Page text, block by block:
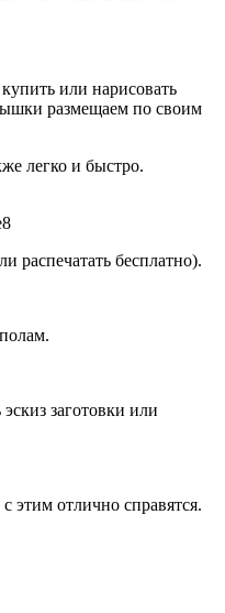
или нарисовать
размещаем по своим
легко и быстро.
распечатать бесплатно).
заготовки или
этим отлично справятся.